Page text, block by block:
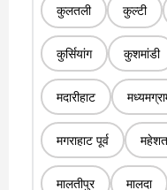
कुलतली कुल्टी
कुर्सियांग कुशमांडी
मदारीहाट
मगराहाट पूर्व
मालतीपुर मालदा